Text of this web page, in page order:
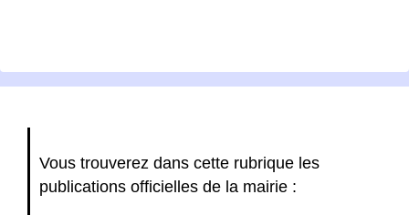
Vous trouverez dans cette rubrique les
publications officielles de la mairie :